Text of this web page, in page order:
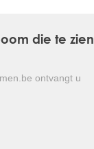
LAURIER
die te zien
ontvangt u